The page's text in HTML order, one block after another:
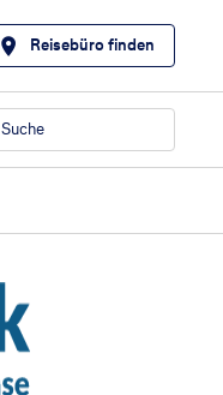
Reisebüro finden
Suche